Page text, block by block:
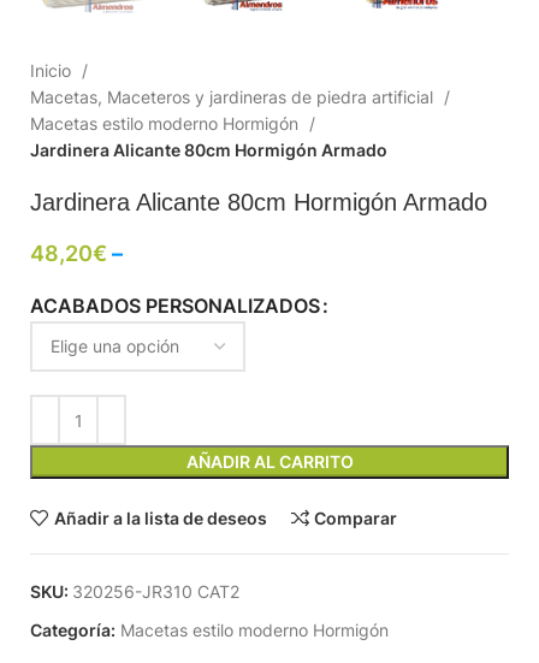
Inicio
Macetas, Maceteros y jardineras de piedra artificial
Macetas estilo moderno Hormigón
Jardinera Alicante 80cm Hormigón Armado
Jardinera Alicante 80cm Hormigón Armado
48,20€ –
ACABADOS PERSONALIZADOS
AÑADIR AL CARRITO
Añadir a la lista de deseos Comparar
SKU: 320256-JR310 CAT2
Categoría: Macetas estilo moderno Hormigón